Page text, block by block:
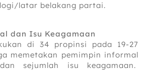
latar belakang partai.
dan Isu Keagamaan
di 34 propinsi pada 19-27
memetakan pemimpin informal
sejumlah isu keagamaan.